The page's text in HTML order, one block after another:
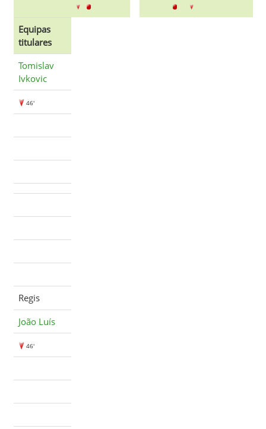
Equipas
titulares
Tomislav
Ivkovic
46'
Regis
João Luís
46'